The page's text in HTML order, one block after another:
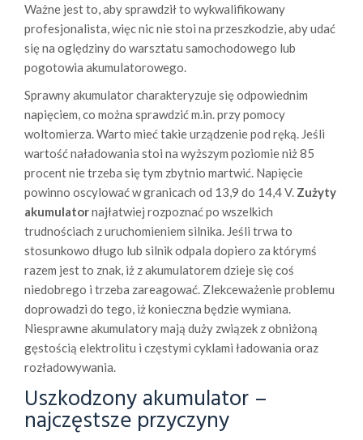
Ważne jest to, aby sprawdził to wykwalifikowany
profesjonalista, więc nic nie stoi na przeszkodzie, aby udać
się na oględziny do warsztatu samochodowego lub
pogotowia akumulatorowego.
Sprawny akumulator charakteryzuje się odpowiednim
napięciem, co można sprawdzić m.in. przy pomocy
woltomierza. Warto mieć takie urządzenie pod ręką. Jeśli
wartość naładowania stoi na wyższym poziomie niż 85
procent nie trzeba się tym zbytnio martwić. Napięcie
powinno oscylować w granicach od 13,9 do 14,4 V. Zużyty
akumulatornajłatwiej rozpoznać po wszelkich
trudnościach z uruchomieniem silnika. Jeśli trwa to
stosunkowo długo lub silnik odpala dopiero za którymś
razem jest to znak, iż z akumulatorem dzieje się coś
niedobrego i trzeba zareagować. Zlekceważenie problemu
doprowadzi do tego, iż konieczna będzie wymiana.
Niesprawne akumulatory mają duży związek z obniżoną
gęstością elektrolitu i częstymi cyklami ładowania oraz
rozładowywania.
Uszkodzony akumulator –
najczęstsze przyczyny